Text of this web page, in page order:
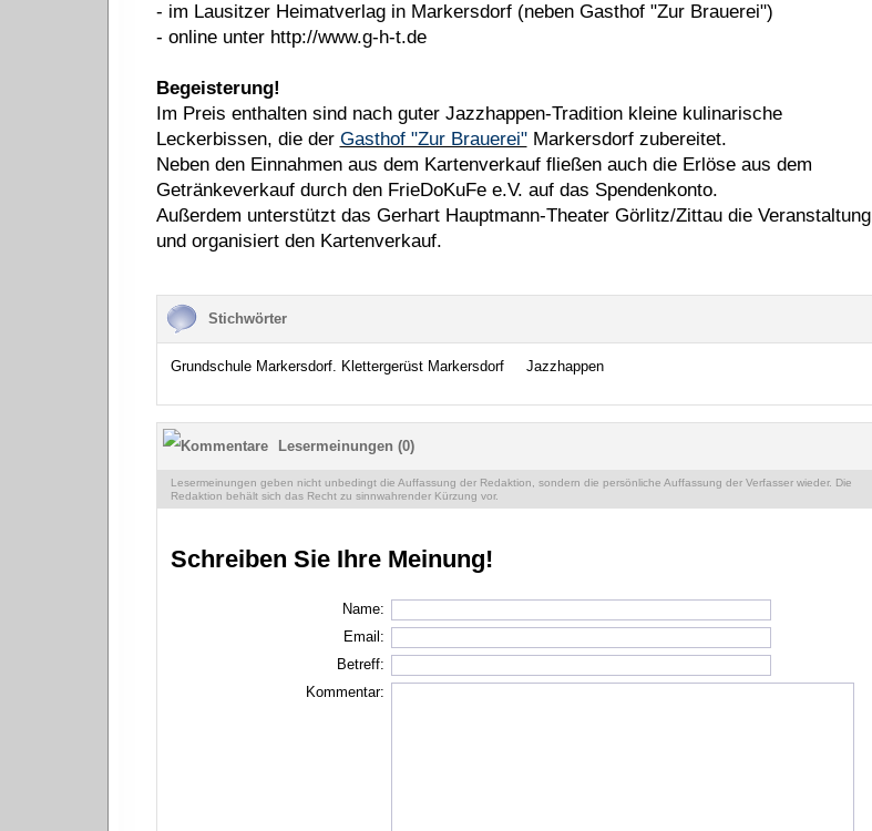
- im Lausitzer Heimatverlag in Markersdorf (neben Gasthof "Zur Brauerei")
- online unter http://www.g-h-t.de
Begeisterung!
Im Preis enthalten sind nach guter Jazzhappen-Tradition kleine kulinarische
Leckerbissen, die der Gasthof "Zur Brauerei"Markersdorf zubereitet.
Neben den Einnahmen aus dem Kartenverkauf fließen auch die Erlöse aus dem
Getränkeverkauf durch den FrieDoKuFe e.V. auf das Spendenkonto.
Außerdem unterstützt das Gerhart Hauptmann-Theater Görlitz/Zittau die Veranstaltung
und organisiert den Kartenverkauf.
Stichwörter
Grundschule Markersdorf. Klettergerüst Markersdorf Jazzhappen
Lesermeinungen (0)
Lesermeinungen geben nicht unbedingt die Auffassung der Redaktion, sondern die persönliche Auffassung der Verfasser wieder. Die
Redaktion behält sich das Recht zu sinnwahrender Kürzung vor.
Schreiben Sie Ihre Meinung!
Name:
Email:
Betreff:
Kommentar: